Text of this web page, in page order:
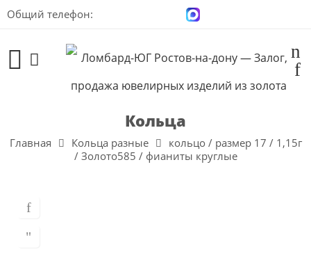
Общий телефон:
Кольца
Главная Кольца разные
кольцо / размер 17 / 1,15г
/ Золото585 / фианиты круглые